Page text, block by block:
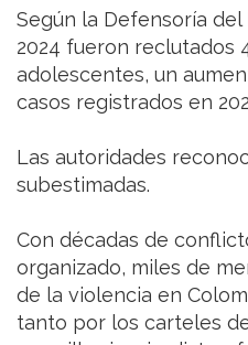
Según la Defensoría
2024 fueron reclutados
adolescentes, un
casos registrados en
Las autoridades
subestimadas.
Con décadas de
organizado, miles de
de la violencia en
tanto por los carteles